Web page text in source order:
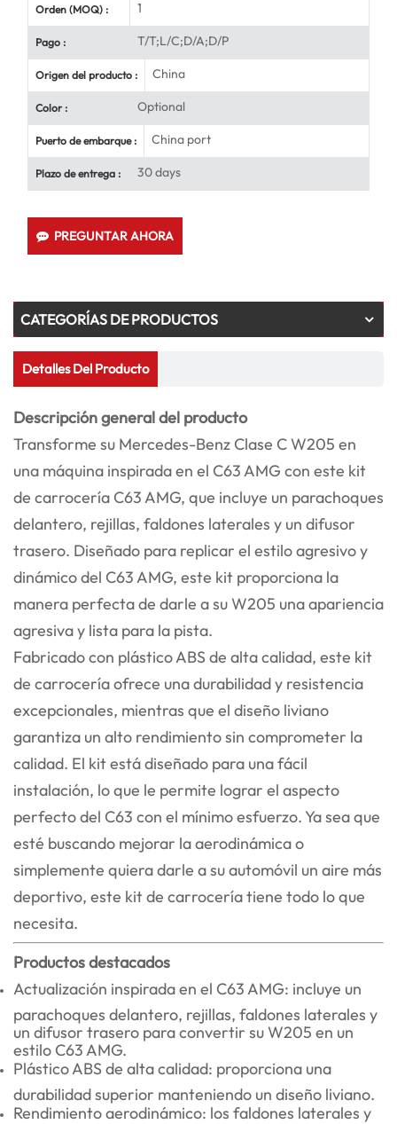
Orden (MOQ) : 1
Pago : T/T;L/C;D/A;D/P
Origen del producto : China
Color : Optional
Puerto de embarque : China port
Plazo de entrega : 30 days
PREGUNTAR AHORA
CATEGORÍAS DE PRODUCTOS
Detalles Del Producto
Descripción general del producto
Transforme su Mercedes-Benz Clase C W205 en
una máquina inspirada en el C63 AMG con este kit
de carrocería C63 AMG, que incluye un parachoques
delantero, rejillas, faldones laterales y un difusor
trasero. Diseñado para replicar el estilo agresivo y
dinámico del C63 AMG, este kit proporciona la
manera perfecta de darle a su W205 una apariencia
agresiva y lista para la pista.
Fabricado con plástico ABS de alta calidad, este kit
de carrocería ofrece una durabilidad y resistencia
excepcionales, mientras que el diseño liviano
garantiza un alto rendimiento sin comprometer la
calidad. El kit está diseñado para una fácil
instalación, lo que le permite lograr el aspecto
perfecto del C63 con el mínimo esfuerzo. Ya sea que
esté buscando mejorar la aerodinámica o
simplemente quiera darle a su automóvil un aire más
deportivo, este kit de carrocería tiene todo lo que
necesita.
Productos destacados
Actualización inspirada en el C63 AMG: incluye un
parachoques delantero, rejillas, faldones laterales y
un difusor trasero para convertir su W205 en un
estilo C63 AMG.
Plástico ABS de alta calidad: proporciona una
durabilidad superior manteniendo un diseño liviano.
Rendimiento aerodinámico: los faldones laterales y